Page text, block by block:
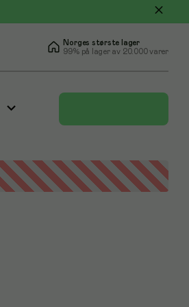
Norges største lager
99% på lager av 20.000 varer